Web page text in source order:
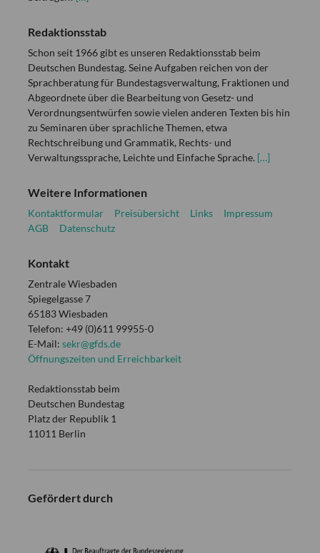
Redaktionsstab
Schon seit 1966 gibt es unseren Redaktionsstab beim
Deutschen Bundestag. Seine Aufgaben reichen von der
Sprachberatung für Bundestagsverwaltung, Fraktionen und
Abgeordnete über die Bearbeitung von Gesetz- und
Verordnungsentwürfen sowie vielen anderen Texten bis hin
zu Seminaren über sprachliche Themen, etwa
Rechtschreibung und Grammatik, Rechts- und
Verwaltungssprache, Leichte und Einfache Sprache. […]
Weitere Informationen
Kontaktformular Preisübersicht Links
Impressum
AGB
Datenschutz
Kontakt
Zentrale Wiesbaden
Spiegelgasse 7
65183 Wiesbaden
Telefon: +49 (0)611 99955-0
E-Mail: sekr@gfds.de
Öffnungszeiten und Erreichbarkeit
Redaktionsstab beim
Deutschen Bundestag
Platz der Republik 1
11011 Berlin
Gefördert durch